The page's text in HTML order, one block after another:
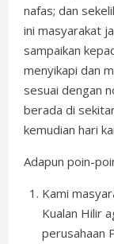
nafas; dan
ini masyarakat
sampaikan
menyikapi dan
sesuai dengan
berada di
kemudian hari
Adapun poin-
Kami
Kualan Hilir
perusahaan